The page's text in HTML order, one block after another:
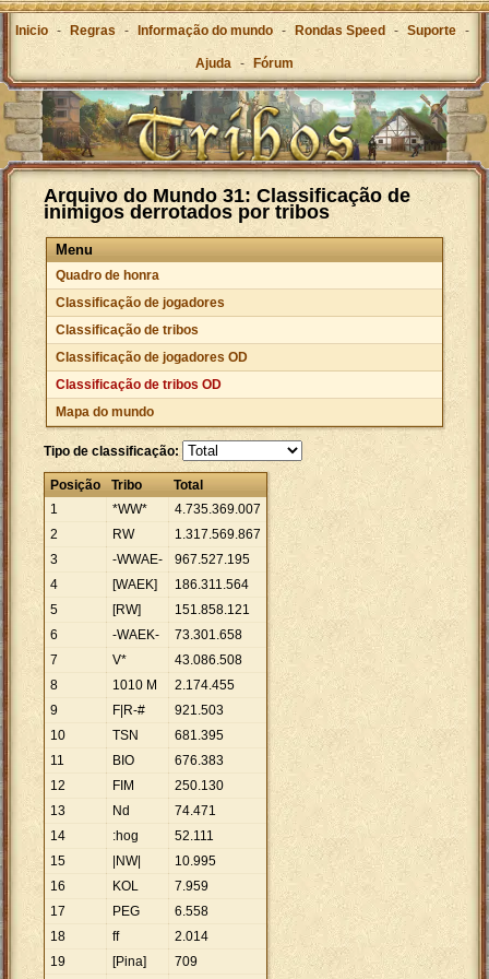
Inicio - Regras - Informação do mundo - Rondas Speed - Suporte -
Ajuda - Fórum
Arquivo do Mundo 31: Classificação de
inimigos derrotados por tribos
Menu
Quadro de honra
Classificação de jogadores
Classificação de tribos
Classificação de jogadores OD
Classificação de tribos OD
Mapa do mundo
Tipo de classificação:
Posição Tribo
Total
1
*WW* 4.735.369.007
2
RW 1.317.569.867
3
-WWAE- 967.527.195
4
[WAEK] 186.311.564
5
[RW] 151.858.121
6
-WAEK- 73.301.658
7
V* 43.086.508
8
1010 M 2.174.455
9
F|R-# 921.503
10
TSN 681.395
11
BIO 676.383
12
FIM 250.130
13
Nd 74.471
14
:hog 52.111
15
|NW| 10.995
16
KOL 7.959
17
PEG 6.558
18
ff 2.014
19
[Pina] 709